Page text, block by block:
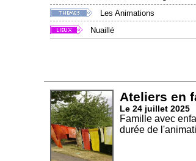
Les Animations
Nuaillé
Ateliers en
Le 24 juillet 2025
Famille avec
durée de